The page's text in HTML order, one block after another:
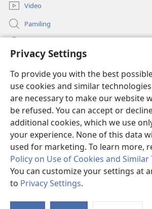
Privacy Settings
To provide you with the best
use cookies and similar
are necessary to make our website
be refused. You can accept or
additional cookies, which we use
your experience. None of this data
used for marketing. To learn more,
Policy on Use of Cookies and Similar
You can customize your settings at
to Privacy Settings.
Video
Pamiling
(opens
window)Watchtower ONLINE LIBRARY
(opens
new
window)JW Hub ®
(opens
new
window)
Copyright© 2026 Watch Tower Bible and Tract
MGA KONDISYON HA PAGGAMIT